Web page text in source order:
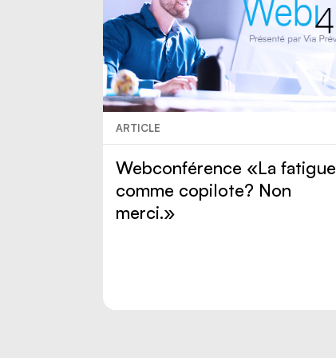
ARTICLE
Webconférence «La fatigue
comme copilote? Non
merci.»